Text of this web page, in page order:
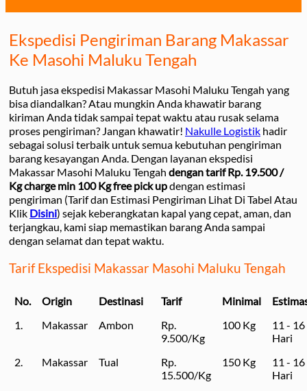
Ekspedisi Pengiriman Barang Makassar
Ke Masohi Maluku Tengah
Butuh jasa ekspedisi Makassar Masohi Maluku Tengah yang
bisa diandalkan? Atau mungkin Anda khawatir barang
kiriman Anda tidak sampai tepat waktu atau rusak selama
proses pengiriman? Jangan khawatir! Nakulle Logistik hadir
sebagai solusi terbaik untuk semua kebutuhan pengiriman
barang kesayangan Anda. Dengan layanan ekspedisi
Makassar Masohi Maluku Tengah dengan tarif Rp. 19.500 /
Kg charge min 100 Kg free pick updengan estimasi
pengiriman (Tarif dan Estimasi Pengiriman Lihat Di Tabel Atau
Klik Disini) sejak keberangkatan kapal yang cepat, aman, dan
terjangkau, kami siap memastikan barang Anda sampai
dengan selamat dan tepat waktu.
Tarif Ekspedisi Makassar Masohi Maluku Tengah
No. Origin Destinasi Tarif Minimal
1.
Makassar Ambon
Rp.
9.500/Kg
100 Kg
11 - 16
Hari
2.
Makassar Tual
Rp.
15.500/Kg
150 Kg
11 - 16
Hari